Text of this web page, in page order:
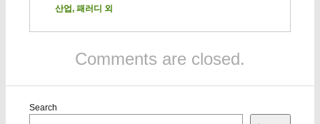
산업, 패러디 외
Comments are closed.
Search